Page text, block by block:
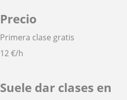
Precio
Primera clase gratis
12€/h
Suele dar clases en